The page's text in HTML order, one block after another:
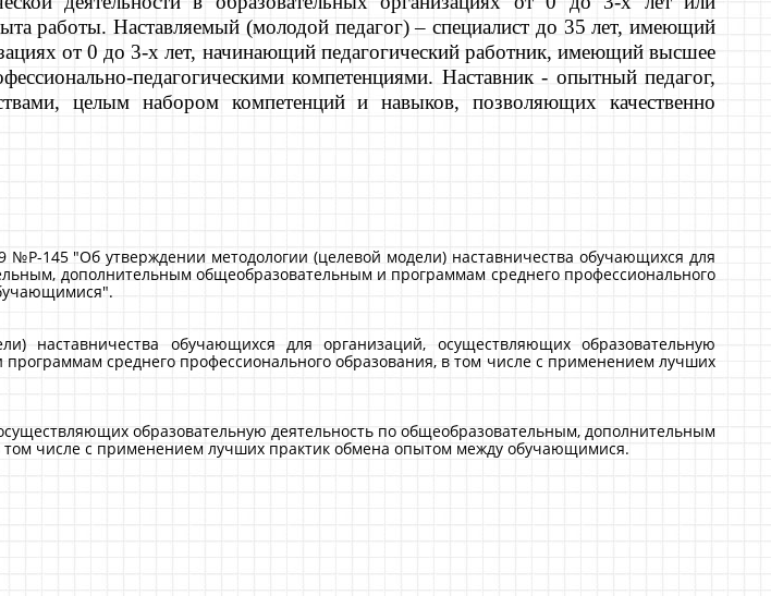
работы. Наставляемый (молодой педагог) – специалист до 35 лет, имеющий
от 0 до 3-х лет, начинающий педагогический работник, имеющий высшее
педагогическими компетенциями. Наставник - опытный педагог,
целым набором компетенций и навыков, позволяющих качественно
145 "Об утверждении методологии (целевой модели) наставничества обучающихся для
дополнительным общеобразовательным и программам среднего профессионального
наставничества обучающихся для организаций, осуществляющих образовательную
среднего профессионального образования, в том числе с применением лучших
образовательную деятельность по общеобразовательным, дополнительным
числе с применением лучших практик обмена опытом между обучающимися.